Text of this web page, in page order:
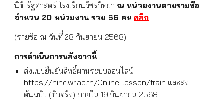
นิติ-รัฐศาสตร์ โรงเรียนวัชรวิทยา ณ หน่วยงานตามรายชื่อ
จำนวน 20 หน่วยงาน รวม 66 คน คลิก
(รายชื่อ ณ วันที่ 28 กันยายน 2568)
การดำเนินการหลังจากนี้
ส่งแบบยืนยันสิทธิ์ผ่านระบบออนไลน์
https://nine.wr.ac.th/Online-lesson/train และส่ง
ต้นฉบับ (ตัวจริง) ภายใน 19 กันยายน 2568